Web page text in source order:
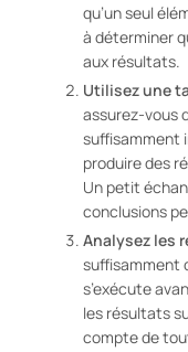
qu’un seul
à déterminer
aux résultats.
Utilisez une
assurez-vous
suffisamment
produire des
Un petit
conclusions
Analysez les
suffisamment
s’exécute
les résultats
compte de